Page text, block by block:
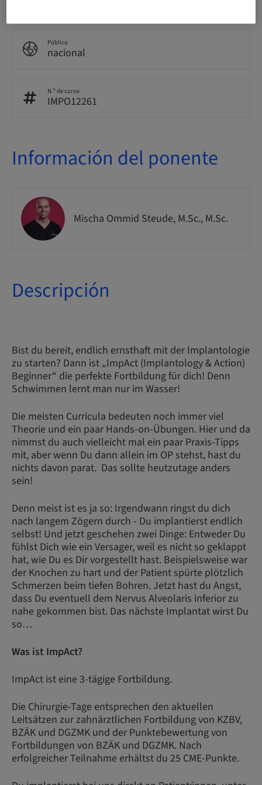
Público
nacional
N.º de curso
IMPO12261
Información del ponente
Mischa Ommid Steude, M.Sc., M.Sc.
Descripción
Bist du bereit, endlich ernsthaft mit der Implantologie
zu starten? Dann ist „ImpAct (Implantology & Action)
Beginner“ die perfekte Fortbildung für dich! Denn
Schwimmen lernt man nur im Wasser!
Die meisten Curricula bedeuten noch immer viel
Theorie und ein paar Hands-on-Übungen. Hier und da
nimmst du auch vielleicht mal ein paar Praxis-Tipps
mit, aber wenn Du dann allein im OP stehst, hast du
nichts davon parat. Das sollte heutzutage anders
sein!
Denn meist ist es ja so: Irgendwann ringst du dich
nach langem Zögern durch - Du implantierst endlich
selbst! Und jetzt geschehen zwei Dinge: Entweder Du
fühlst Dich wie ein Versager, weil es nicht so geklappt
hat, wie Du es Dir vorgestellt hast. Beispielsweise war
der Knochen zu hart und der Patient spürte plötzlich
Schmerzen beim tiefen Bohren. Jetzt hast du Angst,
dass Du eventuell dem Nervus Alveolaris inferior zu
nahe gekommen bist. Das nächste Implantat wirst Du
so…
Was ist ImpAct?
ImpAct ist eine 3-tägige Fortbildung.
Die Chirurgie-Tage entsprechen den aktuellen
Leitsätzen zur zahnärztlichen Fortbildung von KZBV,
BZÄK und DGZMK und der Punktebewertung von
Fortbildungen von BZÄK und DGZMK. Nach
erfolgreicher Teilnahme erhältst du 25 CME-Punkte.